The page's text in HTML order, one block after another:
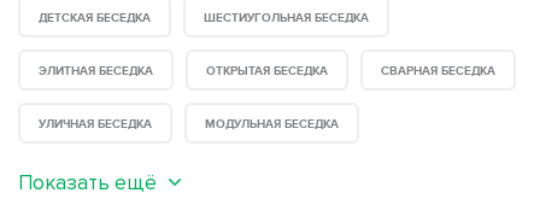
ДЕТСКАЯ БЕСЕДКА ШЕСТИУГОЛЬНАЯ БЕСЕДКА
ЭЛИТНАЯ БЕСЕДКА ОТКРЫТАЯ БЕСЕДКА СВАРНАЯ БЕСЕДКА
УЛИЧНАЯ БЕСЕДКА МОДУЛЬНАЯ БЕСЕДКА
Показать ещё